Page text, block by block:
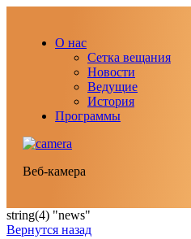
О нас
Сетка вещания
Новости
Ведущие
История
Программы
Веб-камера
string(4) "news"
Вернутся назад